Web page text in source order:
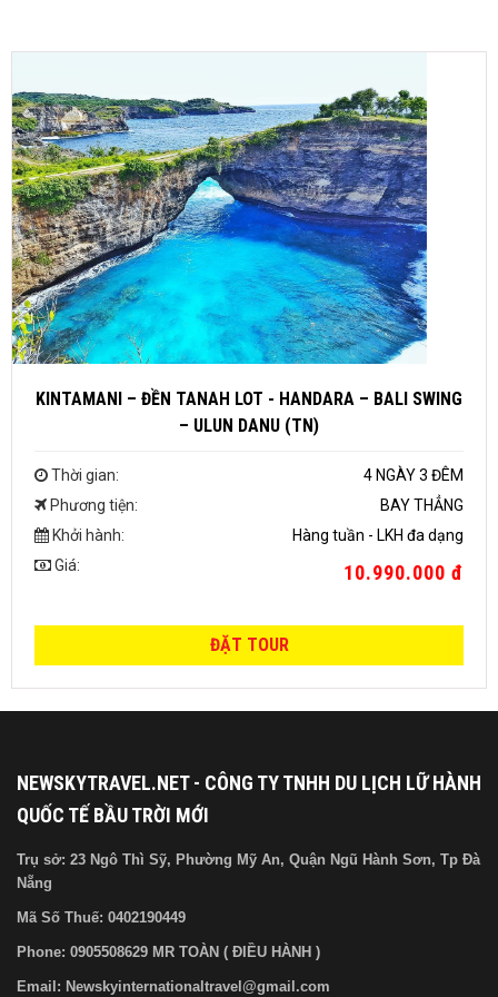
KINTAMANI – ĐỀN TANAH LOT - HANDARA – BALI SWING
– ULUN DANU (TN)
Thời gian:
4 NGÀY 3 ĐÊM
Phương tiện:
BAY THẲNG
Khởi hành:
Hàng tuần - LKH đa dạng
Giá:
10.990.000 đ
ĐẶT TOUR
NEWSKYTRAVEL.NET - CÔNG TY TNHH DU LỊCH LỮ HÀNH
QUỐC TẾ BẦU TRỜI MỚI
Trụ sở: 23 Ngô Thì Sỹ, Phường Mỹ An, Quận Ngũ Hành Sơn, Tp Đà
Nẵng
Mã Số Thuế: 0402190449
Phone: 0905508629 MR TOÀN ( ĐIỀU HÀNH )
Email: Newskyinternationaltravel@gmail.com